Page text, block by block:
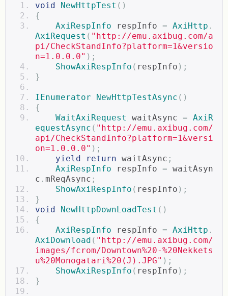
void NewHttpTest ()
{
AxiRespInfo respInfo = AxiHttp .
AxiRequest ( "http://emu.axibug.com/a
pi/CheckStandInfo?platform=1&versio
n=1.0.0.0" );
ShowAxiRespInfo ( respInfo );
}
IEnumerator NewHttpTestAsync ()
{
WaitAxiRequest
waitAsync = AxiR
equestAsync ( "http://emu.axibug.com/
api/CheckStandInfo?platform=1&versi
on=1.0.0.0" );
yield
return waitAsync ;
AxiRespInfo respInfo = waitAsyn
c . mReqAsync ;
ShowAxiRespInfo ( respInfo );
}
void
NewHttpDownLoadTest ()
{
AxiRespInfo respInfo = AxiHttp .
AxiDownload ( "http://emu.axibug.com/
images/fcrom/Downtown%20-%20Nekkets
u%20Monogatari%20(J).JPG" );
ShowAxiRespInfo ( respInfo );
}